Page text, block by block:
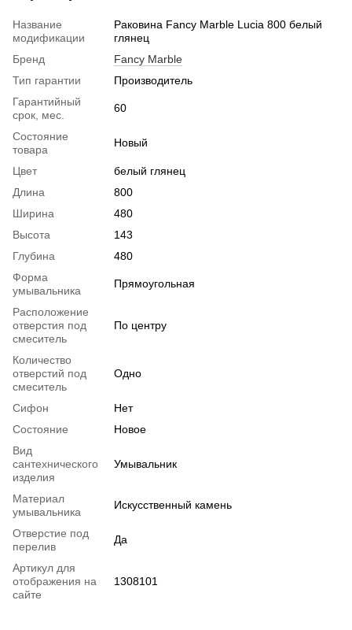
Название
модификации
Раковина Fancy Marble Lucia 800 белый
глянец
Бренд
Fancy Marble
Тип гарантии
Производитель
Гарантийный
срок, мес.
60
Состояние
товара
Новый
Цвет
белый глянец
Длина
800
Ширина
480
Высота
143
Глубина
480
Форма
умывальника
Прямоугольная
Расположение
отверстия под
смеситель
По центру
Количество
отверстий под
смеситель
Одно
Сифон
Нет
Состояние
Новое
Вид
сантехнического
изделия
Умывальник
Материал
умывальника
Искусственный камень
Отверстие под
перелив
Да
Артикул для
отображения на
сайте
1308101